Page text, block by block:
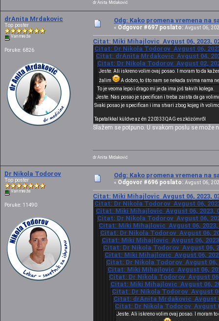
dr Anita Mrdaković
drAnita Mrdakovic
Top poster
Van mreže
Poruke: 6826
Odg: Kako promena vremena na
« Odgovor #697 poslato: Avgust 06,
Citat: Miki Mihajlovic Avgust 06, 2023,
Citat: Dr Nikola Todorov Avgust 06,
Citat: drAnita Mrdakovic Avgust 04,
Citat: Dr Nikola Todorov Avgust 02,
Jeste. Ali iskreno volim ovaj posao. I moram to da
žalim
A dobro, to što nam se nekada svima nama
To je veoma lepo i drago mi je da ima još takvih kolega.
Jeste. Nas posao je specifican i treba zaista da ga
Svaki posao je specifican i ima stvari zbog kojeg ih
Tapatalkkal küldve az én 220333QAG eszközömről
Slažem se potpuno. U svakom poslu se može
dr Anita Mrdaković
Dr Nikola Todorov
Top poster
Van mreže
Poruke: 11490
Odg: Kako promena vremena na
« Odgovor #696 poslato: Avgust 06,
Citat: Miki Mihajlovic Avgust 06, 2023,
Citat: Dr Nikola Todorov Avgust 06,
Citat: Miki Mihajlovic Avgust 06, 2023,
Citat: Dr Nikola Todorov Avgust 06,
Citat: Miki Mihajlovic Avgust 06, 2023,
Citat: Dr Nikola Todorov Avgust 06,
Citat: Miki Mihajlovic Avgust 06,
Citat: Dr Nikola Todorov Avgust 06,
Citat: Miki Mihajlovic Avgust 06,
Citat: Dr Nikola Todorov Avgust 06,
Citat: Miki Mihajlovic Avgust 06,
Citat: Dr Nikola Todorov Avgust
Citat: Miki Mihajlovic Avgust 06,
Citat: Dr Nikola Todorov Avgust
Citat: drAnita Mrdakovic Avgust
Citat: Dr Nikola Todorov Avgust
Jeste. Ali iskreno volim ovaj posao. I moram